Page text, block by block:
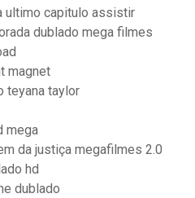
ultimo capitulo assistir
dublado mega filmes
magnet
teyana taylor
mega
da justiça megafilmes 2.0
hd
dublado